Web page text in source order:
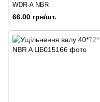
WDR-A NBR
66.00 грн/шт.